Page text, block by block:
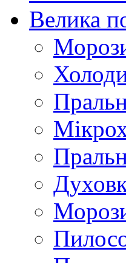
Велика